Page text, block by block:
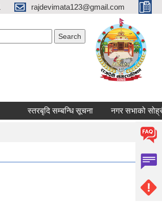
rajdevimata123@gmail.com
स्तरबृदि सम्बन्धि सूचना नगर सभाको